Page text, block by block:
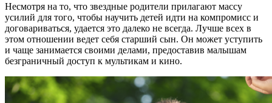
Несмотря на то, что звездные родители прилагают массу
усилий для того, чтобы научить детей идти на компромисс и
договариваться, удается это далеко не всегда. Лучше всех в
этом отношении ведет себя старший сын. Он может уступить
и чаще занимается своими делами, предоставив малышам
безграничный доступ к мультикам и кино.